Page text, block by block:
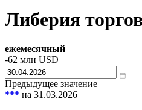
Либерия
ежемесячный
-62 млн USD
Предыдущее значение
*** на 31.03.2026